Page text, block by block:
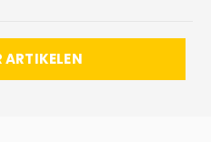
ARTIKELEN